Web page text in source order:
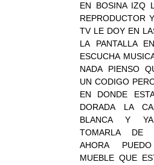
EN BOSINA IZQ
REPRODUCTOR
TV LE DOY EN
LA PANTALLA
ESCUCHA
NADA PIENSO
UN CODIGO
EN DONDE
DORADA LA
BLANCA Y
TOMARLA DE
AHORA
MUEBLE QUE